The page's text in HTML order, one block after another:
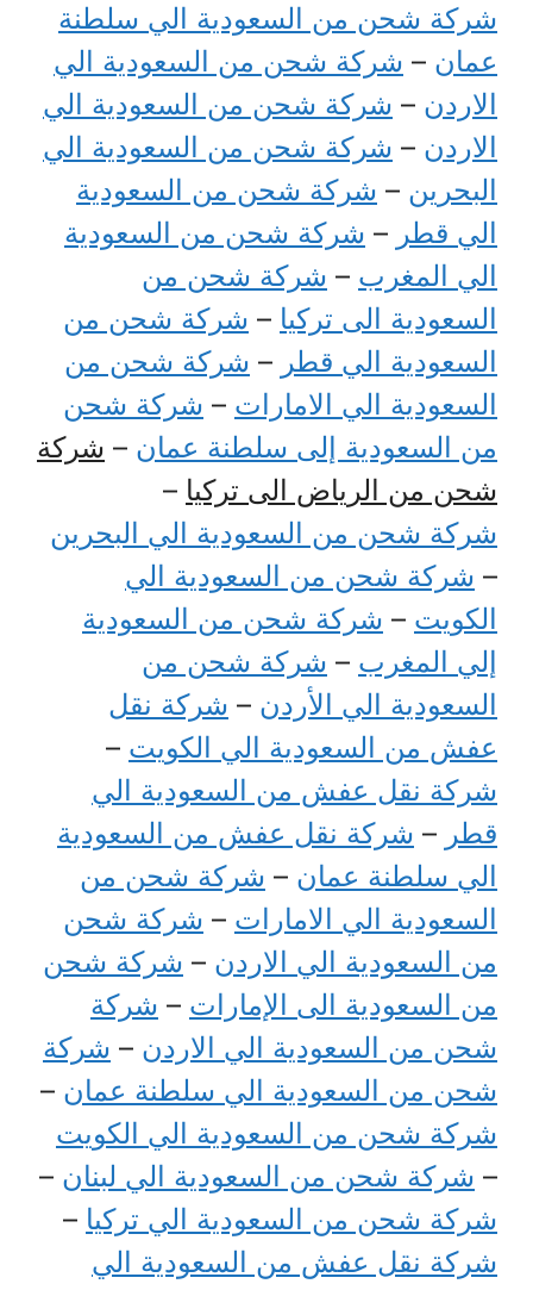
شركة شحن من السعودية الي سلطنة
عمان – شركة شحن من السعودية الي
الاردن – شركة شحن من السعودية الي
الاردن – شركة شحن من السعودية الي
البحرين – شركة شحن من السعودية
الي قطر – شركة شحن من السعودية
الي المغرب – شركة شحن من
السعودية الى تركيا – شركة شحن من
السعودية الي قطر – شركة شحن من
السعودية الي الامارات – شركة شحن
من السعودية إلى سلطنة عمان – شركة
شحن من الرياض الى تركيا –
شركة شحن من السعودية الي البحرين
– شركة شحن من السعودية الي
الكويت – شركة شحن من السعودية
إلي المغرب – شركة شحن من
السعودية الي الأردن – شركة نقل
عفش من السعودية الي الكويت –
شركة نقل عفش من السعودية الي
قطر – شركة نقل عفش من السعودية
الي سلطنة عمان – شركة شحن من
السعودية الي الامارات – شركة شحن
من السعودية الي الاردن – شركة شحن
من السعودية الى الإمارات – شركة
شحن من السعودية الي الاردن – شركة
شحن من السعودية الي سلطنة عمان –
شركة شحن من السعودية الي الكويت
– شركة شحن من السعودية الي لبنان –
شركة شحن من السعودية الي تركيا –
شركة نقل عفش من السعودية الي